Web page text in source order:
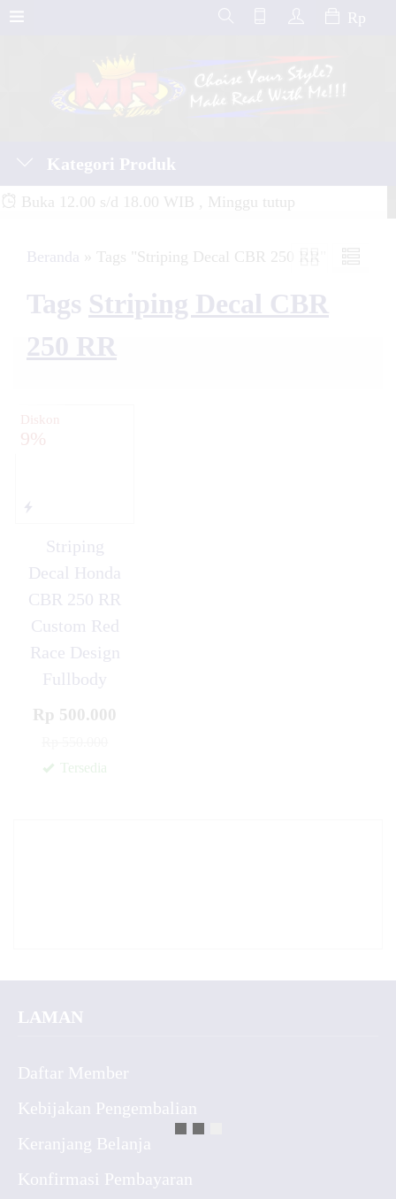
Rp
Kategori Produk
Buka 12.00 s/d 18.00 WIB , Minggu tutup
Beranda » Tags "Striping Decal CBR 250 RR"
Tags Striping Decal CBR
250 RR
Diskon
9%
Striping
Decal Honda
CBR 250 RR
Custom Red
Race Design
Fullbody
Rp 500.000
Tersedia
LAMAN
Daftar Member
Kebijakan Pengembalian
Keranjang Belanja
Konfirmasi Pembayaran